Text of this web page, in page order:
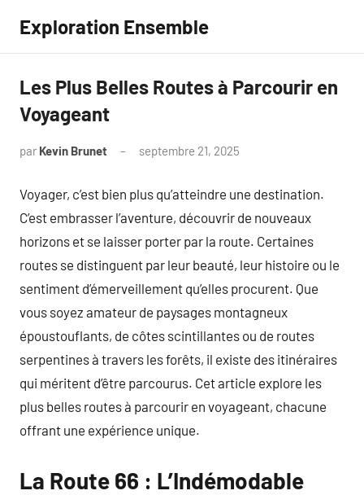
contenu
Exploration Ensemble
Les Plus Belles Routes à Parcourir en
Voyageant
par Kevin Brunet septembre 21, 2025
Voyager, c’est bien plus qu’atteindre une destination.
C’est embrasser l’aventure, découvrir de nouveaux
horizons et se laisser porter par la route. Certaines
routes se distinguent par leur beauté, leur histoire ou le
sentiment d’émerveillement qu’elles procurent. Que
vous soyez amateur de paysages montagneux
époustouflants, de côtes scintillantes ou de routes
serpentines à travers les forêts, il existe des itinéraires
qui méritent d’être parcourus. Cet article explore les
plus belles routes à parcourir en voyageant, chacune
offrant une expérience unique.
La Route 66 : L’Indémodable